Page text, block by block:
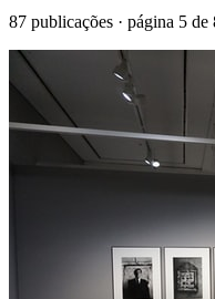
87 publicações · página 5 de